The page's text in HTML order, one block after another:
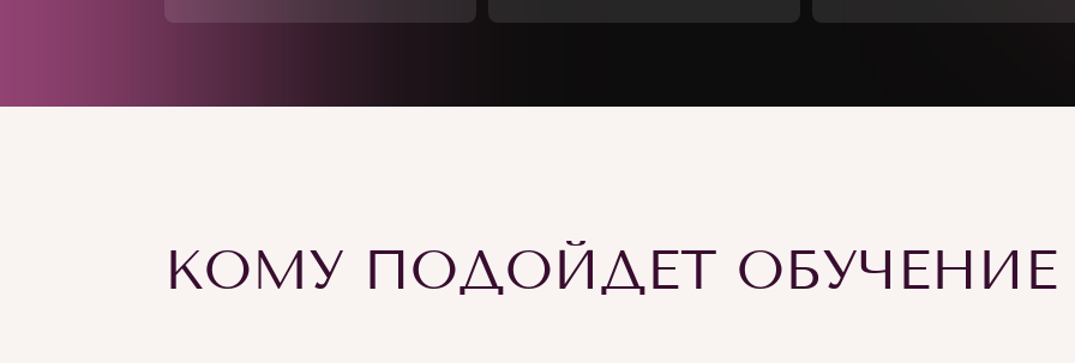
КОМУ ПОДОЙДЕТ ОБУЧЕНИЕ